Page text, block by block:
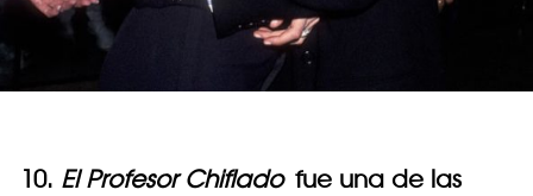
10. El Profesor Chiflado fue una de las